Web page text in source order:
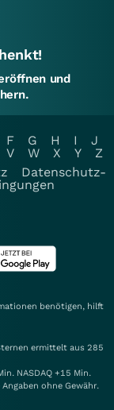
und
F G H I
J
V W X Y
Z
Datenschutz-
benötigen, hilft
ermittelt aus 285
NASDAQ +15 Min.
ohne Gewähr.